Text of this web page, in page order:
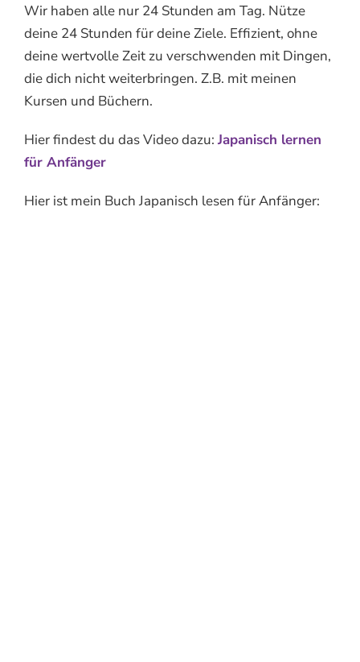
Wir haben alle nur 24 Stunden am Tag. Nütze
deine 24 Stunden für deine Ziele. Effizient, ohne
deine wertvolle Zeit zu verschwenden mit Dingen,
die dich nicht weiterbringen. Z.B. mit meinen
Kursen und Büchern.
Hier findest du das Video dazu: Japanisch lernen
für Anfänger
Hier ist mein Buch Japanisch lesen für Anfänger: